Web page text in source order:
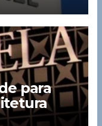
para